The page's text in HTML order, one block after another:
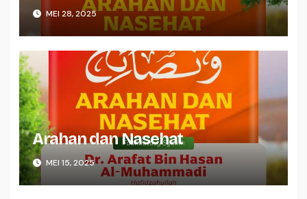
MEI 28, 2025
Arahan dan Nasehat
MEI 15, 2025